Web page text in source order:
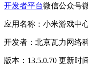
开发者平台微信公众号
应用名称：小米游戏中
开发者：北京瓦力网络
版本：13.5.0.70 更新时